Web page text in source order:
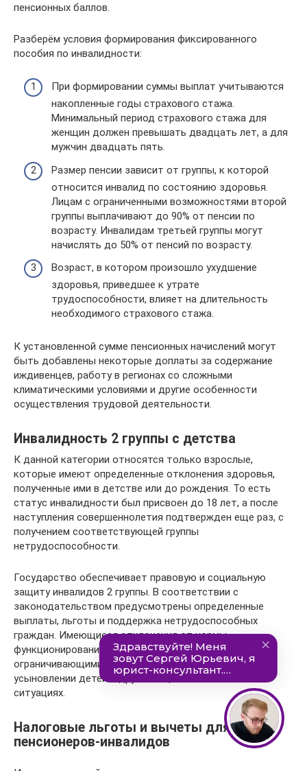
пенсионных баллов.
Разберём условия формирования фиксированного
пособия по инвалидности:
При формировании суммы выплат учитываются
накопленные годы страхового стажа.
Минимальный период страхового стажа для
женщин должен превышать двадцать лет, а для
мужчин двадцать пять.
Размер пенсии зависит от группы, к которой
относится инвалид по состоянию здоровья.
Лицам с ограниченными возможностями второй
группы выплачивают до 90% от пенсии по
возрасту. Инвалидам третьей группы могут
начислять до 50% от пенсий по возрасту.
Возраст, в котором произошло ухудшение
здоровья, приведшее к утрате
трудоспособности, влияет на длительность
необходимого страхового стажа.
К установленной сумме пенсионных начислений могут
быть добавлены некоторые доплаты за содержание
иждивенцев, работу в регионах со сложными
климатическими условиями и другие особенности
осуществления трудовой деятельности.
Инвалидность 2 группы с детства
К данной категории относятся только взрослые,
которые имеют определенные отклонения здоровья,
полученные ими в детстве или до рождения. То есть
статус инвалидности был присвоен до 18 лет, а после
наступления совершеннолетия подтвержден еще раз, с
получением соответствующей группы
нетрудоспособности.
Государство обеспечивает правовую и социальную
защиту инвалидов 2 группы. В соответствии с
законодательством предусмотрены определенные
выплаты, льготы и поддержка нетрудоспособных
граждан. Имеющиеся отклонения от нормы
функционирования организма, не являются
ограничивающими факторами при трудоустройстве,
усыновлении детей и других социально-значимых
ситуациях.
Налоговые льготы и вычеты для
пенсионеров-инвалидов